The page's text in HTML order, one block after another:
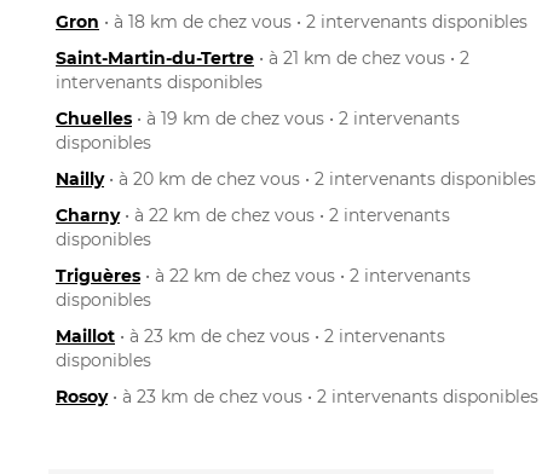
Gron • à 18 km de chez vous • 2 intervenants disponibles
Saint-Martin-du-Tertre • à 21 km de chez vous • 2
intervenants disponibles
Chuelles • à 19 km de chez vous • 2 intervenants
disponibles
Nailly• à 20 km de chez vous • 2 intervenants disponibles
Charny• à 22 km de chez vous • 2 intervenants
disponibles
Triguères • à 22 km de chez vous • 2 intervenants
disponibles
Maillot • à 23 km de chez vous • 2 intervenants
disponibles
Rosoy• à 23 km de chez vous • 2 intervenants disponibles